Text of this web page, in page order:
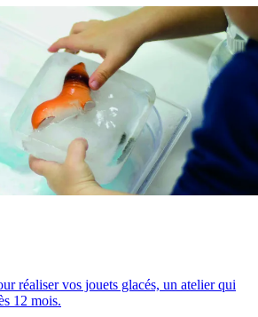
réaliser vos jouets glacés, un atelier qui
12 mois.